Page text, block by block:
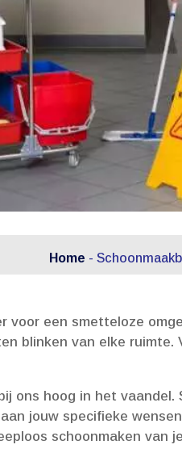
Home -
voor een smetteloze
blinken van elke
ons hoog in het
jouw specifieke
schoonmaken van